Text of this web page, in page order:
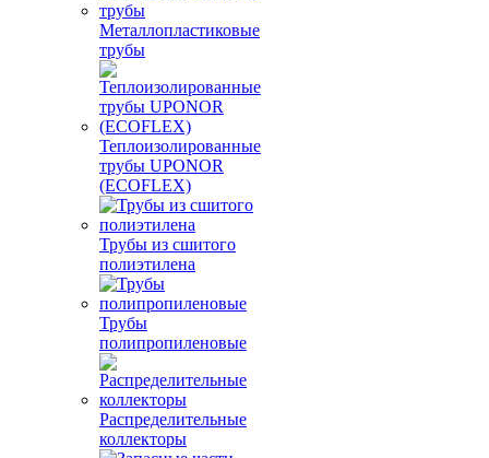
Металлопластиковые
трубы
Теплоизолированные
трубы UPONOR
(ECOFLEX)
Трубы из сшитого
полиэтилена
Трубы
полипропиленовые
Распределительные
коллекторы